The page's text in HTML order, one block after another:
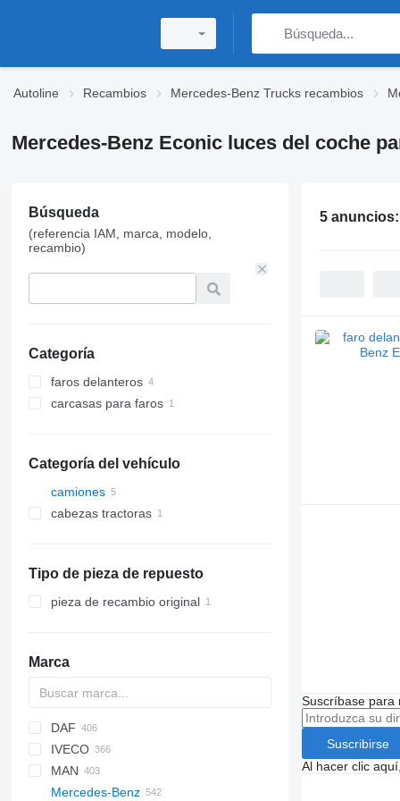
Autoline Recambios Mercedes-Benz Trucks recambios
Mercedes-Benz Econic luces del coche
Búsqueda
(referencia IAM, marca, modelo,
recambio)
Categoría
faros delanteros
carcasas para faros
Categoría del vehículo
camiones
cabezas tractoras
Tipo de pieza de repuesto
pieza de recambio original
Marca
A-series
Berlingo
C-series
Jumper
Xsara
DAF
CF
LF
XD
Doblo
Ducato
Punto
Escort
F-MAX
Focus
IVECO
Daily
EuroCargo
Carnival
LTM
MAN
F90
6
Mercedes-Benz
5 anuncios:
Suscríbase para
Suscribirse
Al hacer clic